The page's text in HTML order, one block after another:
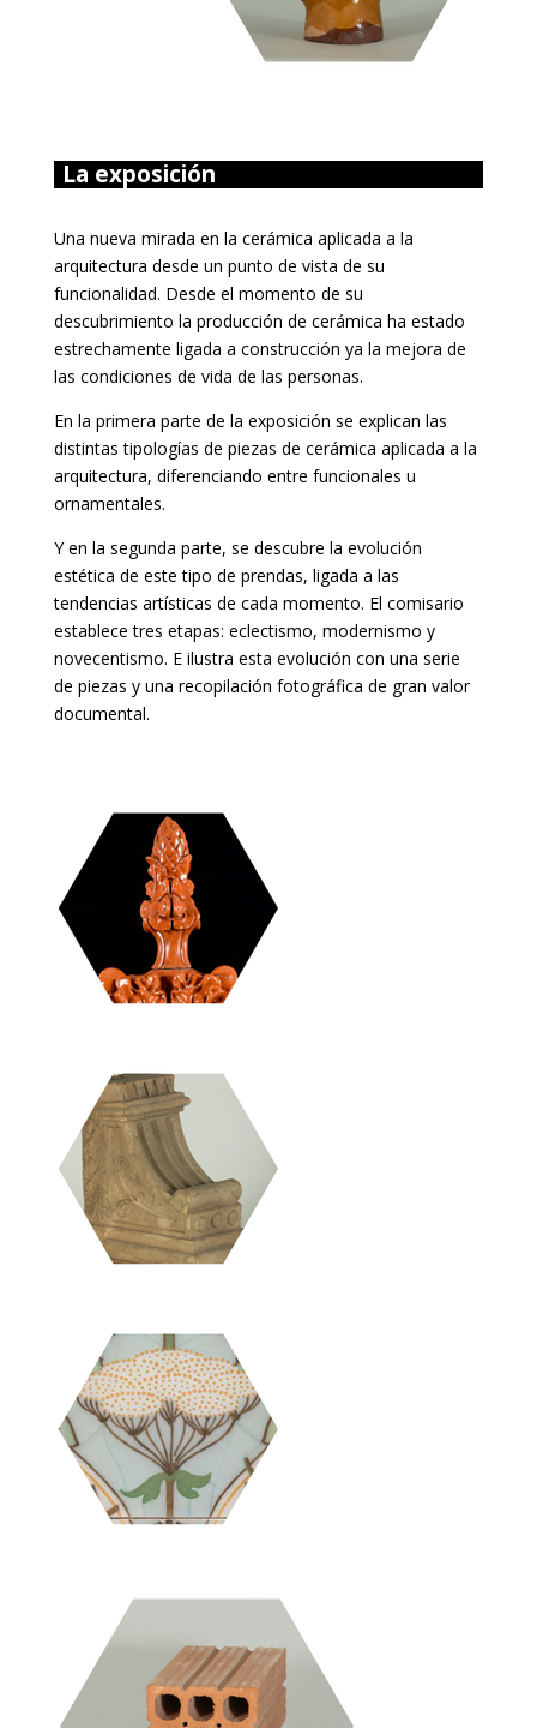
La exposición
Una nueva mirada en la cerámica aplicada a la
arquitectura desde un punto de vista de su
funcionalidad. Desde el momento de su
descubrimiento la producción de cerámica ha estado
estrechamente ligada a construcción ya la mejora de
las condiciones de vida de las personas.
En la primera parte de la exposición se explican las
distintas tipologías de piezas de cerámica aplicada a la
arquitectura, diferenciando entre funcionales u
ornamentales.
Y en la segunda parte, se descubre la evolución
estética de este tipo de prendas, ligada a las
tendencias artísticas de cada momento. El comisario
establece tres etapas: eclectismo, modernismo y
novecentismo. E ilustra esta evolución con una serie
de piezas y una recopilación fotográfica de gran valor
documental.